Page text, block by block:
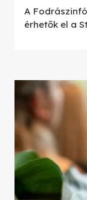
A
érhetők el a